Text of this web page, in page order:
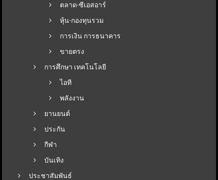
ตลาด-ซีเอสอาร์
หุ้น-กองทุนรวม
การเงิน การธนาคาร
ขายตรง
การศึกษา เทคโนโลยี
ไอที
พลังงาน
ยานยนต์
ประกัน
กีฬา
บันเทิง
ประชาสัมพันธ์